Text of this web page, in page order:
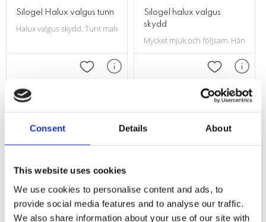
Consent Details About
This website uses cookies
We use cookies to personalise content and ads, to
provide social media features and to analyse our traffic.
We also share information about your use of our site with
Silogel Halux valgus tunn
​Halux valgus skydd. Tunt material, ca 2 mm.
Lägg till i favoriter
Silogel halux valgus
skydd
Mycket mjuk och följsam. Hänges
Lägg till i